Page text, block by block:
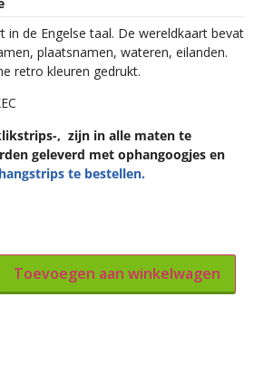
in de Engelse taal. De wereldkaart bevat
plaatsnamen, wateren, eilanden.
retro kleuren gedrukt.
, zijn in alle maten te
geleverd met ophangoogjes en
te bestellen.
Toevoegen aan winkelwagen